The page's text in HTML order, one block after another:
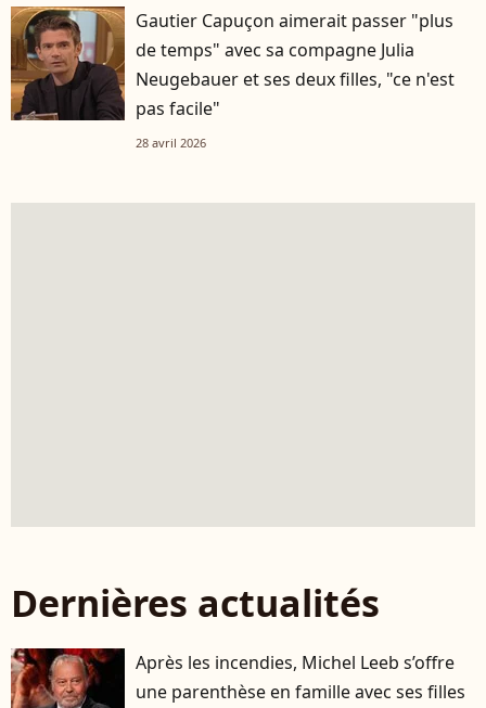
Gautier Capuçon aimerait passer "plus
de temps" avec sa compagne Julia
Neugebauer et ses deux filles, "ce n'est
pas facile"
28 avril 2026
Dernières actualités
Après les incendies, Michel Leeb s’offre
une parenthèse en famille avec ses filles